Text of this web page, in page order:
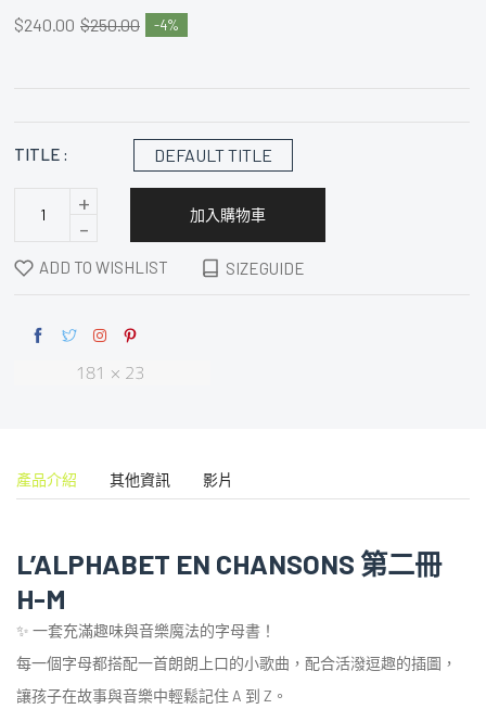
$240.00 $250.00 4
TITLE : DEFAULT TITLE
-
+ 加入購物車
ADD TO WISHLIST SIZEGUIDE
產品介紹 其他資訊 影片
L’ALPHABET EN CHANSONS 第二冊
H-M
✨ 一套充滿趣味與音樂魔法的字母書！
每一個字母都搭配一首朗朗上口的小歌曲，配合活潑逗趣的插圖，
讓孩子在故事與音樂中輕鬆記住 A 到 Z。